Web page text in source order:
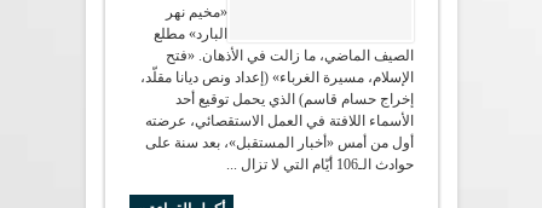
«مخيم نهر
البارد» مطلع
الصيف الماضي، ما زالت في الأذهان. «فتح
الإسلام، مسيرة الغرباء» (إعداد ونص ديانا مقلّد،
إخراج حسام قاسم) الذي يحمل توقيع أحد
الأسماء اللافتة في العمل الاستقصائي، عرضته
أول من أمس «أخبار المستقبل»، بعد سنة على
حوادث الـ106 أيّام التي لا تزال ...